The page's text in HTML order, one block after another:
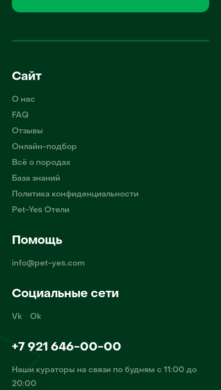
Сайт
О нас
FAQ
Отзывы
Онлайн-подбор
Всё о породах
База знаний
Политика конфиденциальности
Pet-Yes Отели
Помощь
info@pet-yes.com
Социальные сети
Vk Ok
+7 921 646-00-00
Наши кураторы на связи по будням с 11:00 до
20:00